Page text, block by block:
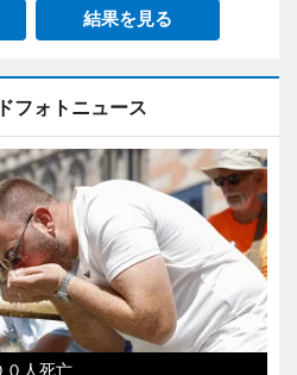
結果を見る
フォトニュース
０人死亡